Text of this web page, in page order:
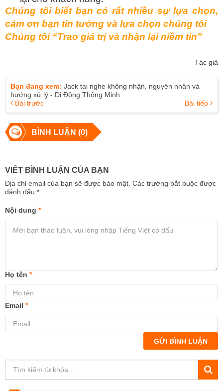
Chúng tôi biết bạn có rất nhiều sự lựa chọn,
cảm ơn bạn tin tưởng và lựa chọn chúng tôi
Chúng tôi “Trao giá trị và nhận lại niềm tin”
Tác giả
Bạn đang xem: Jack tai nghe không nhận, nguyên nhân và
hướng xử lý - Di Động Thông Minh
Bài trước
Bài tiếp
BÌNH LUẬN (0)
VIẾT BÌNH LUẬN CỦA BẠN
Địa chỉ email của bạn sẽ được bảo mật. Các trường bắt buộc được
đánh dấu *
Nội dung *
Họ tên *
Email *
GỬI BÌNH LUẬN